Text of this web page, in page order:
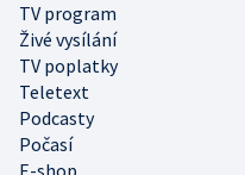
TV program
Živé vysílání
TV poplatky
Teletext
Podcasty
Počasí
E-shop